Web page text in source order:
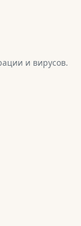
и вирусов.